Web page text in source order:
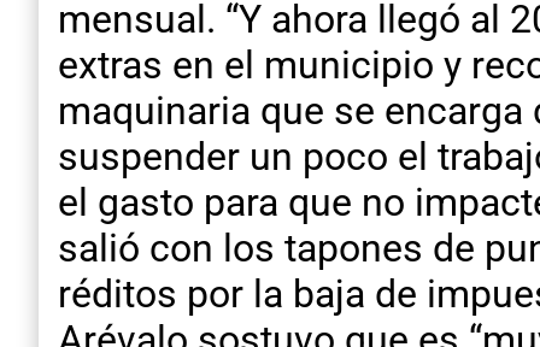
mensual. “Y ahora llegó al
extras en el municipio y
maquinaria que se
suspender un poco el
el gasto para que no
salió con los tapones de
réditos por la baja de